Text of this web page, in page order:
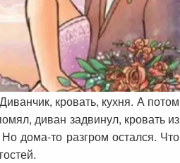
кровать, кухня. А потом
диван задвинул, кровать из
дома-то разгром остался. Что